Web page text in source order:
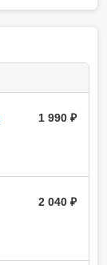
1 990
2 040